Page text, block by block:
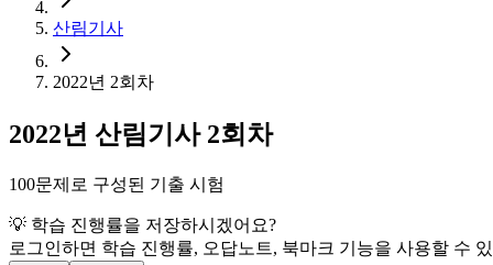
산림기사
2022년 2회차
2022년 산림기사 2회차
100문제로 구성된 기출 시험
💡 학습 진행률을 저장하시겠어요?
로그인하면 학습 진행률, 오답노트, 북마크 기능을 사용할 수